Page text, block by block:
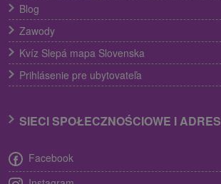
Blog
Zawody
Kvíz Slepá mapa Slovenska
Prihlásenie pre ubytovateľa
SIECI SPOŁECZNOŚCIOWE I ADRES
Facebook